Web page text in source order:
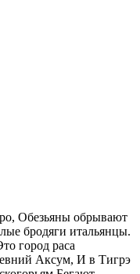
Обезьяны обрывают
бродяги итальянцы.
город раса
Аксум, И в Тигрэ